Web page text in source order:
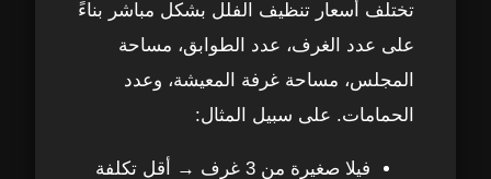
تختلف أسعار تنظيف الفلل بشكل مباشر بناءً
على عدد الغرف، عدد الطوابق، مساحة
المجلس، مساحة غرفة المعيشة، وعدد
الحمامات. على سبيل المثال:
فيلا صغيرة من 3 غرف → أقل تكلفة